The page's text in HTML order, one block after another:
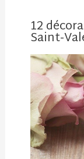
12
Saint-